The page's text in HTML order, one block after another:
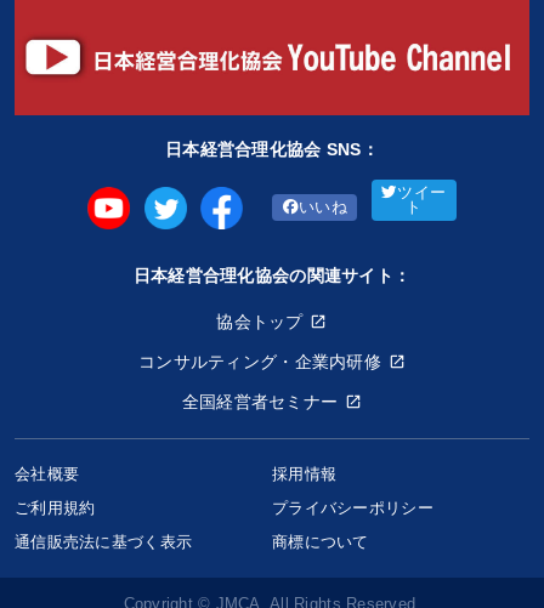
日本経営合理化協会 SNS：
いいね
ツイー
ト
日本経営合理化協会の関連サイト：
協会トップ
コンサルティング・企業内研修
全国経営者セミナー
会社概要
採用情報
ご利用規約
プライバシーポリシー
通信販売法に基づく表示
商標について
Copyright © JMCA. All Rights Reserved.